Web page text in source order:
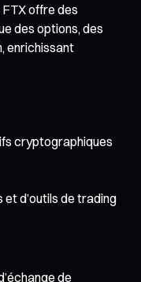
offre des
des options, des
enrichissant
cryptographiques
d’outils de trading
de